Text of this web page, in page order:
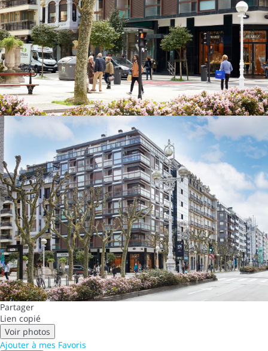
Partager
Lien copié
Voir photos
Ajouter à mes Favoris